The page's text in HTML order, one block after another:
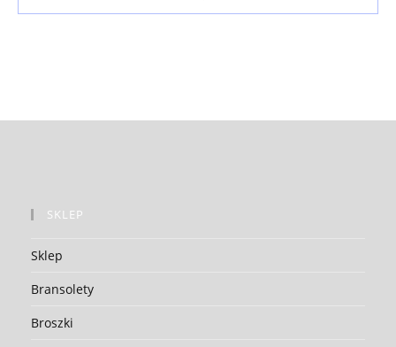
SKLEP
Sklep
Bransolety
Broszki